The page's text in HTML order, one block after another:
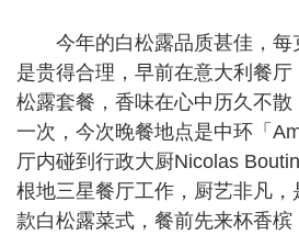
今年的白松露品质甚佳，每
是贵得合理，早前在意大利餐厅
松露套餐，香味在心中历久不
一次，今次晚餐地点是中环「
厅内碰到行政大厨Nicolas
根地三星餐厅工作，厨艺非凡
款白松露菜式，餐前先来杯香槟